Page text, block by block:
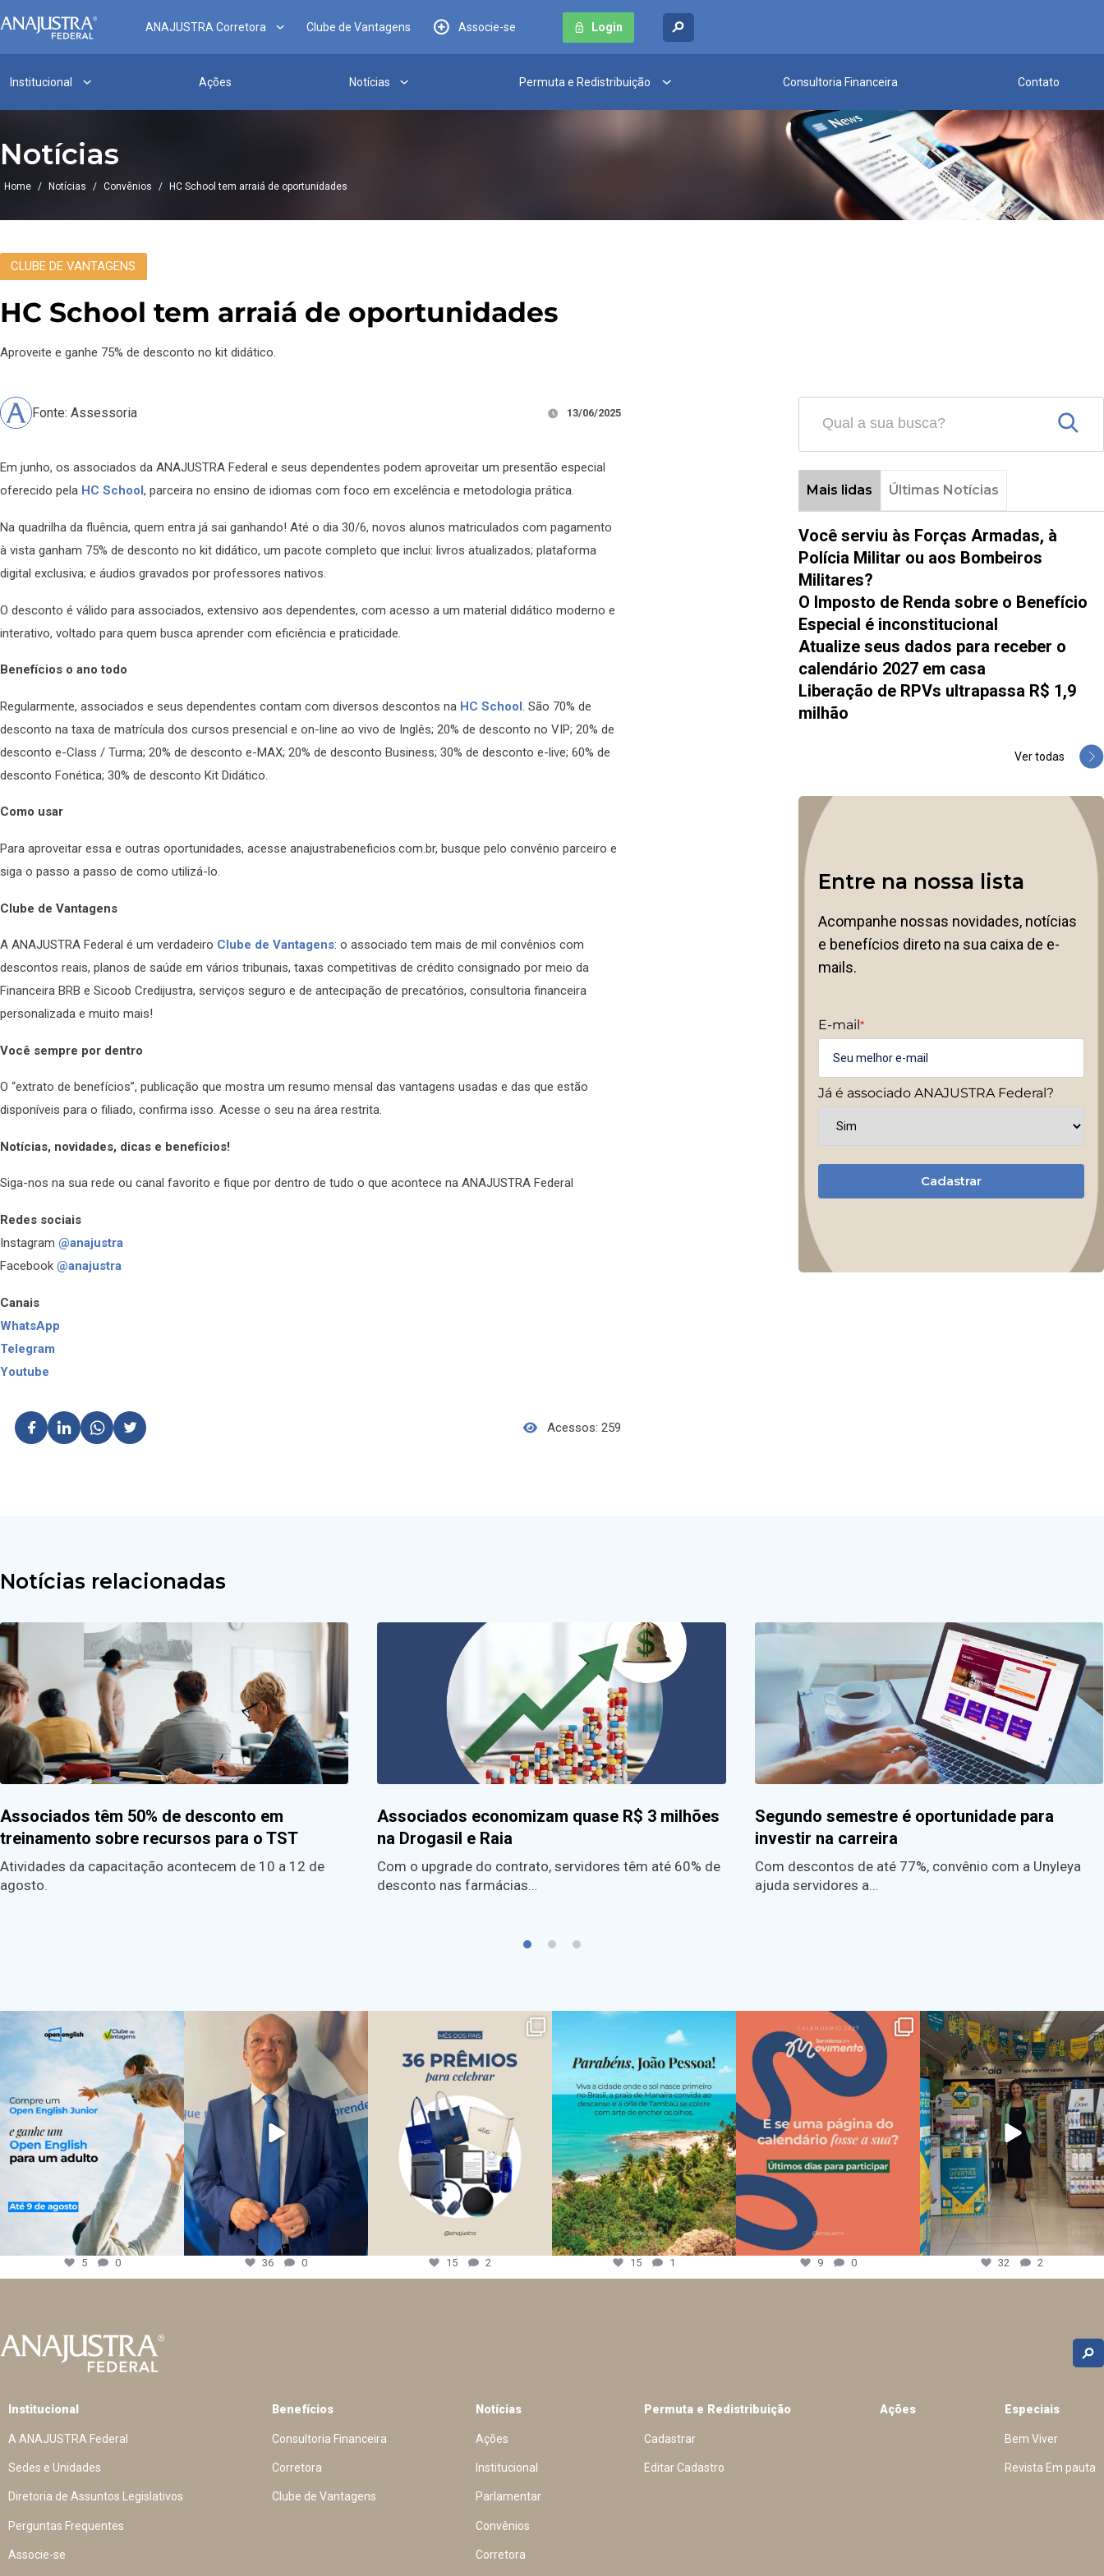
ANAJUSTRA Corretora Clube de Vantagens Associe-se Login
Institucional Ações Notícias Permuta e Redistribuição Consultoria Financeira Contato
Notícias
Home / Notícias / Convênios / HC School tem arraiá de oportunidades
CLUBE DE VANTAGENS
HC School tem arraiá de oportunidades
Aproveite e ganhe 75% de desconto no kit didático.
Fonte: Assessoria 13/06/2025
Em junho, os associados da ANAJUSTRA Federal e seus dependentes podem aproveitar um presentão especial
oferecido pela HC School , parceira no ensino de idiomas com foco em excelência e metodologia prática.
Na quadrilha da fluência, quem entra já sai ganhando! Até o dia 30/6, novos alunos matriculados com pagamento
à vista ganham 75% de desconto no kit didático, um pacote completo que inclui: livros atualizados; plataforma
digital exclusiva; e áudios gravados por professores nativos.
O desconto é válido para associados, extensivo aos dependentes, com acesso a um material didático moderno e
interativo, voltado para quem busca aprender com eficiência e praticidade.
Benefícios o ano todo
Regularmente, associados e seus dependentes contam com diversos descontos na HC School. São 70% de
desconto na taxa de matrícula dos cursos presencial e on-line ao vivo de Inglês; 20% de desconto no VIP; 20% de
desconto e-Class / Turma; 20% de desconto e-MAX; 20% de desconto Business; 30% de desconto e-live; 60% de
desconto Fonética; 30% de desconto Kit Didático.
Como usar
Para aproveitar essa e outras oportunidades, acesse anajustrabeneficios.com.br, busque pelo convênio parceiro e
siga o passo a passo de como utilizá-lo.
Clube de Vantagens
A ANAJUSTRA Federal é um verdadeiro Clube de Vantagens: o associado tem mais de mil convênios com
descontos reais, planos de saúde em vários tribunais, taxas competitivas de crédito consignado por meio da
Financeira BRB e Sicoob Credijustra, serviços seguro e de antecipação de precatórios, consultoria financeira
personalizada e muito mais!
Você sempre por dentro
O “extrato de benefícios”, publicação que mostra um resumo mensal das vantagens usadas e das que estão
disponíveis para o filiado, confirma isso. Acesse o seu na área restrita.
Notícias, novidades, dicas e benefícios!
Siga-nos na sua rede ou canal favorito e fique por dentro de tudo o que acontece na ANAJUSTRA Federal
Redes sociais
Instagram @anajustra
Facebook @anajustra
Canais
WhatsApp
Telegram
Youtube
Acessos: 259
Mais lidas Últimas Notícias
Você serviu às Forças Armadas, à
Polícia Militar ou aos Bombeiros
Militares?
O Imposto de Renda sobre o Benefício
Especial é inconstitucional
Atualize seus dados para receber o
calendário 2027 em casa
Liberação de RPVs ultrapassa R$ 1,9
milhão
Ver todas
Entre na nossa lista
Acompanhe nossas novidades, notícias
e benefícios direto na sua caixa de e-
mails.
E-mail*
Já é associado ANAJUSTRA Federal?
Cadastrar
Notícias relacionadas
Associados têm 50% de desconto em
treinamento sobre recursos para o TST
Atividades da capacitação acontecem de 10 a 12 de
agosto.
Associados economizam quase R$ 3 milhões
na Drogasil e Raia
Com o upgrade do contrato, servidores têm até 60% de
desconto nas farmácias…
Segundo semestre é oportunidade para
investir na carreira
Com descontos de até 77%, convênio com a Unyleya
ajuda servidores a…
5 0 36 0 15 2 15 1 9 0 32 2
Institucional
A ANAJUSTRA Federal
Sedes e Unidades
Diretoria de Assuntos Legislativos
Perguntas Frequentes
Associe-se
Benefícios
Consultoria Financeira
Corretora
Clube de Vantagens
Notícias
Ações
Institucional
Parlamentar
Convênios
Corretora
Permuta e Redistribuição
Cadastrar
Editar Cadastro
Ações Especiais
Bem Viver
Revista Em pauta